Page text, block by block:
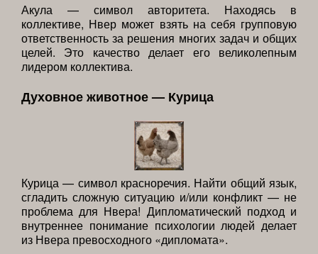
Акула — символ авторитета. Находясь в
коллективе, Нвер может взять на себя групповую
ответственность за решения многих задач и общих
целей. Это качество делает его великолепным
лидером коллектива.
Духовное животное — Курица
Курица — символ красноречия. Найти общий язык,
сгладить сложную ситуацию и/или конфликт — не
проблема для Нвера! Дипломатический подход и
внутреннее понимание психологии людей делает
из Нвера превосходного «дипломата».